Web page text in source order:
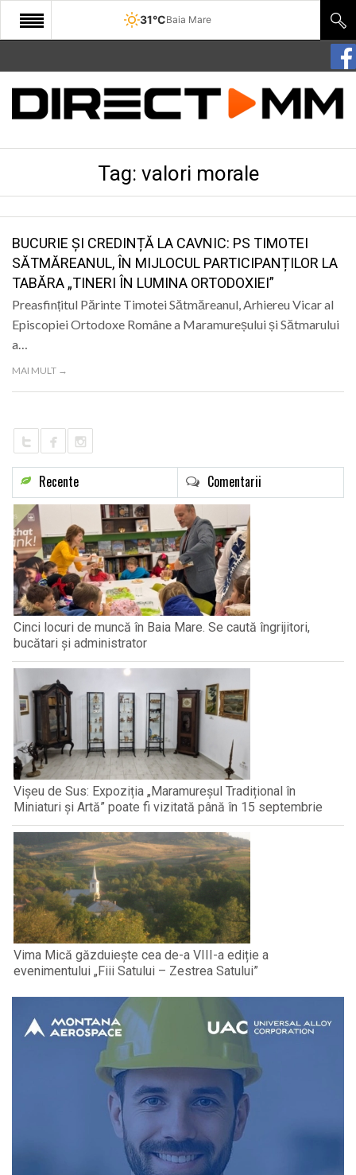
31°CBaia Mare
START
COMUNITATE
SANATATE
SPORT
SPECIAL
POLITIC
LIFE
Tag: valori morale
BUCURIE ȘI CREDINȚĂ LA CAVNIC: PS TIMOTEI
SĂTMĂREANUL, ÎN MIJLOCUL PARTICIPANȚILOR LA
TABĂRA „TINERI ÎN LUMINA ORTODOXIEI”
Preasfințitul Părinte Timotei Sătmăreanul, Arhiereu Vicar al
Episcopiei Ortodoxe Române a Maramureșului și Sătmarului
a…
MAI MULT →
Recente Comentarii
Cinci locuri de muncă în Baia Mare. Se caută îngrijitori,
bucătari și administrator
Vișeu de Sus: Expoziția „Maramureșul Tradițional în
Miniaturi și Artă” poate fi vizitată până în 15 septembrie
Vima Mică găzduiește cea de-a VIII-a ediție a
evenimentului „Fiii Satului – Zestrea Satului”